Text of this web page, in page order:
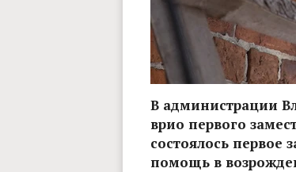
В администрации
врио первого
состоялось первое
помощь в